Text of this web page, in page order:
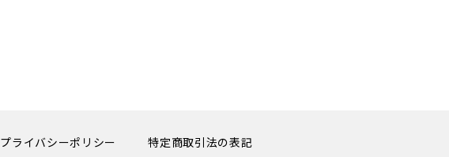
プライバシーポリシー 特定商取引法の表記